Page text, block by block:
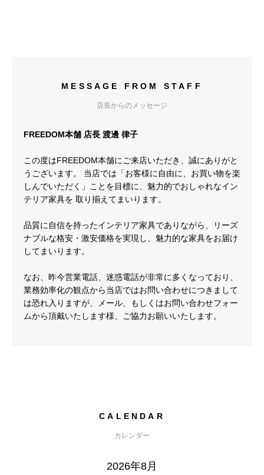
MESSAGE FROM STAFF
店長からのメッセージ
FREEDOM本舗 店長 渡邊 律子
この度はFREEDOM本舗にご来店いただき、誠にありがと
うございます。 当店では「お客様に自由に、お買い物を楽
しんでいただく」ことを目標に、魅力的でおしゃれなイン
テリア家具を 取り揃えてまいります。
品質に自信を持ったインテリア家具でありながら、リーズ
ナブルな格安・激安価格を実現し、魅力的な家具をお届け
してまいります。
なお、昨今営業電話、迷惑電話が非常に多くなっており、
業務効率化の観点から当店ではお問い合わせにつきまして
は恐れ入りますが、メール、もしくはお問い合わせフォー
ムから頂戴いたします様、ご協力お願いいたします。
CALENDAR
カレンダー
2026年8月